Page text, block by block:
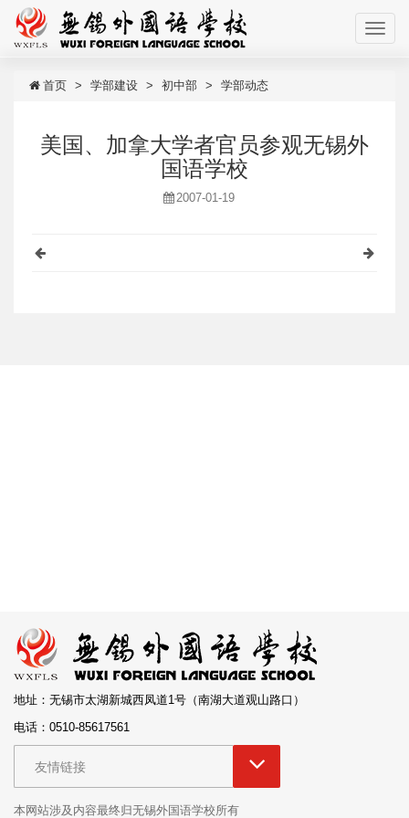
首页 学部建设 初中部 学部动态
美国、加拿大学者官员参观无锡外
国语学校
2007-01-19
地址：无锡市太湖新城西凤道1号（南湖大道观山路口）
电话：0510-85617561
友情链接
本网站涉及内容最终归无锡外国语学校所有